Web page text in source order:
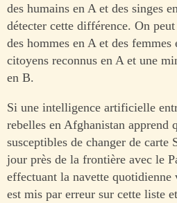
des humains en A et des singes
détecter cette différence. On
des hommes en A et des
citoyens reconnus en A et une
en B.
Si une intelligence artificielle
rebelles en Afghanistan apprend
susceptibles de changer de
jour près de la frontière avec le
effectuant la navette quotidienne
est mis par erreur sur cette liste